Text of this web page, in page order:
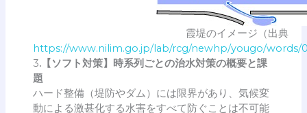
霞堤のイメージ（出典
https://www.nilim.go.jp/lab/rcg/newhp/yougo/
3.【ソフト対策】時系列ごとの治水対策の概要と課
題
ハード整備（堤防やダム）には限界があり、気候変
動による激甚化する水害をすべて防ぐことは不可能